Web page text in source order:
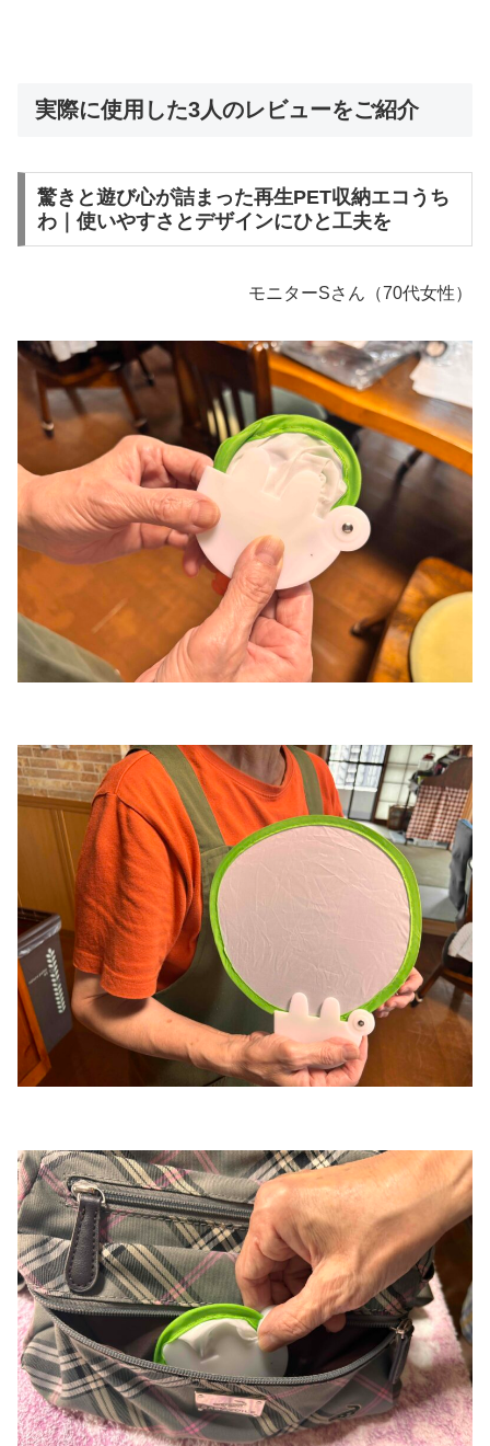
実際に使用した3人のレビューをご紹介
驚きと遊び心が詰まった再生PET収納エコうち
わ｜使いやすさとデザインにひと工夫を
モニターSさん（70代女性）